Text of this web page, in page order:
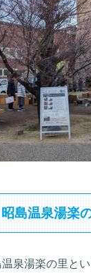
島温泉湯楽
泉湯楽の里と